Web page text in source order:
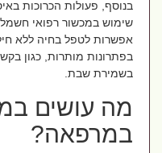
בנוסף, פעולות הכרוכות
שימוש במכשור רפואי חשמלי,
אפשרות לטפל בחיה ללא
בפתרונות מותרות, כגון
בשמירת שבת.
מה עושים
במרפאה?